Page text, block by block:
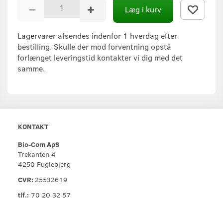
Læg i kurv
Lagervarer afsendes indenfor 1 hverdag efter
bestilling. Skulle der mod forventning opstå
forlænget leveringstid kontakter vi dig med det
samme.
KONTAKT
Bio-Com ApS
Trekanten 4
4250 Fuglebjerg
CVR: 25532619
tlf.: 70 20 32 57